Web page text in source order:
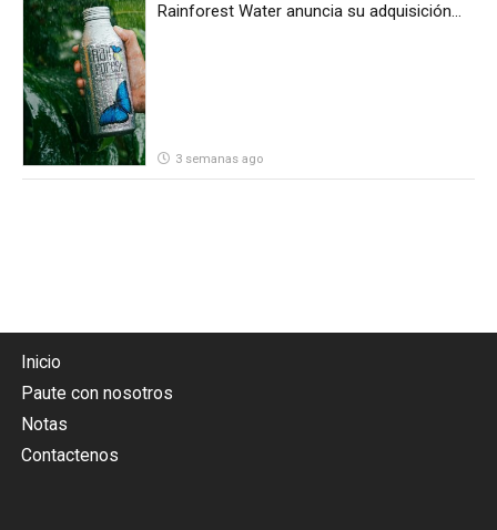
Rainforest Water anuncia su adquisición
3 semanas ago
Inicio
Paute con nosotros
Notas
Contactenos